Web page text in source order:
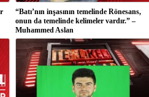
“Batı’nın inşasının temelinde Rönesans,
onun da temelinde kelimeler vardır.” –
Muhammed Aslan